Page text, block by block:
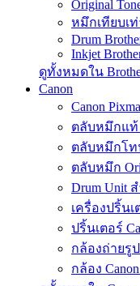
Original
หมึกเทียบเท่
Drum
Inkjet
ดูทั้งหมดใน
Canon
Canon
ตลับหมึกแท้
ตลับหมึกโท
ตลับหมึก
Drum Unit
เครื่องปริ้นเ
ปริ้นเตอร์
กล้องถ่ายรูป
กล้อง